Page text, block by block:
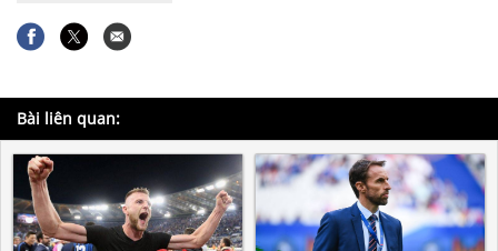
Bài liên quan: